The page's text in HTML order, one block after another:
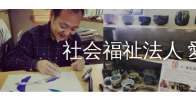
社会福祉法人